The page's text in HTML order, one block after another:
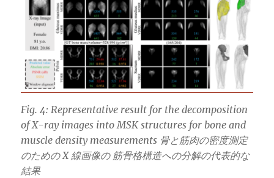
Fig. 4: Representative result for the decomposition
of X-ray images into MSK structures for bone and
muscle density measurements 骨と筋肉の密度測定
のための X 線画像の 筋骨格構造への分解の代表的な
結果